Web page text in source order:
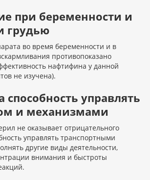
при беременности и
грудью
во время беременности и в
противопоказано
нафтифина у данной
не изучена).
способность управлять
и механизмами
не оказывает отрицательного
управлять транспортными
другие виды деятельности,
внимания и быстроты